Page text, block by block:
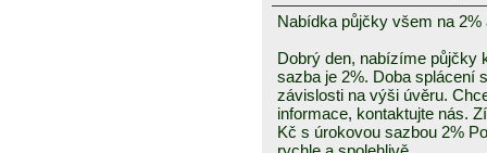
Nabídka půjčky všem na 2%
Dobrý den, nabízíme půjčky
sazba je 2%. Doba splácení
závislosti na výši úvěru.
informace, kontaktujte nás.
Kč s úrokovou sazbou 2%